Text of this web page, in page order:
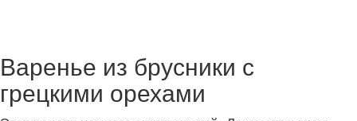
Варенье из брусники с
грецкими орехами